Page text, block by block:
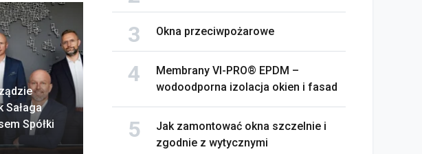
Sałaga
Spółki
Okna bez tajemnic. Na co
zwrócić uwagę przed
zakupem
Saint-Gobain prezentuje
nowy film wizerunkowy
Okna przeciwpożarowe
Membrany VI-PRO® EPDM –
wodoodporna izolacja okien i fasad
Jak zamontować okna szczelnie i
zgodnie z wytycznymi